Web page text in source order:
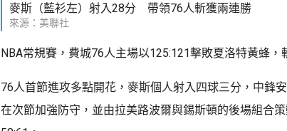
麥斯（藍衫左）射入28分 帶領76人斬獲兩連勝
來源：美聯社
NBA常規賽，費城76人主場以125:121擊敗夏洛特黃蜂，
76人首節進攻多點開花，麥斯個人射入四球三分，中鋒
在次節加強防守，並由拉美路波爾與錫斯頓的後場組合